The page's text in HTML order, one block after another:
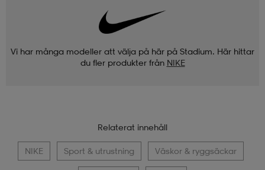
Vi har många modeller att välja på här på Stadium. Här hittar
du fler produkter från NIKE
Relaterat innehåll
NIKE Sport & utrustning Väskor & ryggsäckar